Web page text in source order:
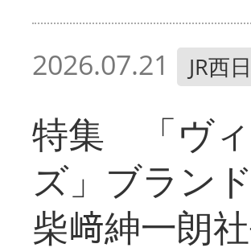
2026.07.21 JR西
特集 「ヴ
ズ」ブラン
柴﨑紳一朗